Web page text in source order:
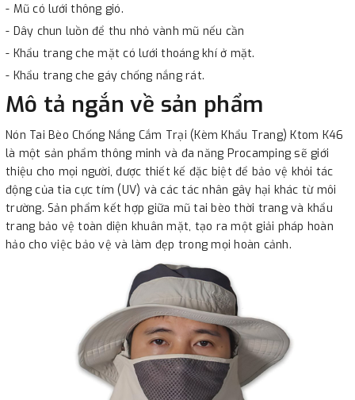
- Mũ có lưới thông gió.
- Dây chun luồn để thu nhỏ vành mũ nếu cần
- Khẩu trang che mặt có lưới thoáng khí ở mặt.
- Khẩu trang che gáy chống nắng rát.
Mô tả ngắn về sản phẩm
Nón Tai Bèo Chống Nắng Cắm Trại (Kèm Khẩu Trang) Ktom K46
là một sản phẩm thông minh và đa năng Procamping sẽ giới
thiệu cho mọi người, được thiết kế đặc biệt để bảo vệ khỏi tác
động của tia cực tím (UV) và các tác nhân gây hại khác từ môi
trường. Sản phẩm kết hợp giữa mũ tai bèo thời trang và khẩu
trang bảo vệ toàn diện khuân mặt, tạo ra một giải pháp hoàn
hảo cho việc bảo vệ và làm đẹp trong mọi hoàn cảnh.